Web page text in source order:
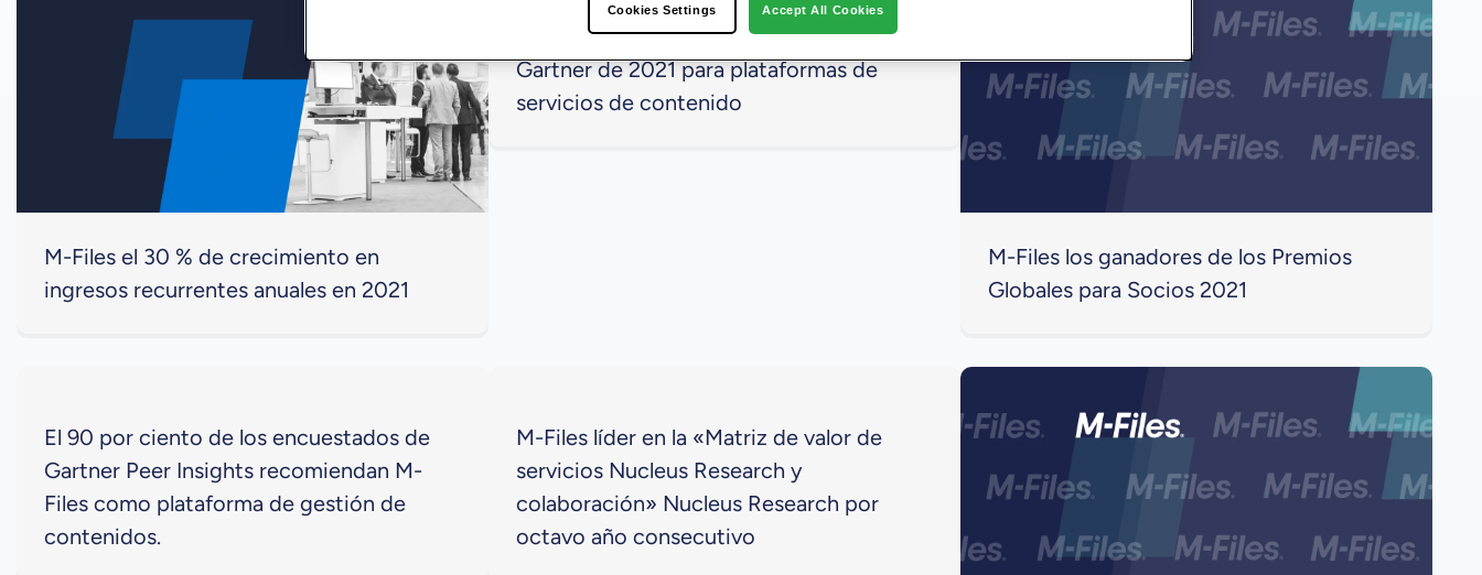
M-Files el 30 % de crecimiento en
ingresos recurrentes anuales en 2021
M-Files «Visionaria» en el Cuadrante
Gartner de 2021 para plataformas de
servicios de contenido
M-Files los ganadores de los Premios
Globales para Socios 2021
El 90 por ciento de los encuestados de
Gartner Peer Insights recomiendan M-
Files como plataforma de gestión de
contenidos.
M-Files líder en la «Matriz de valor de
servicios Nucleus Research y
colaboración» Nucleus Research por
octavo año consecutivo
Cookies Settings Accept All Cookies